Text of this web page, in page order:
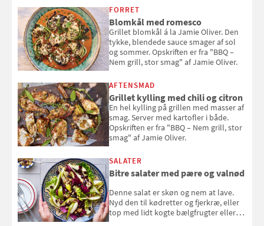
smag" af Jamie Oliver.
FORRET
Blomkål med romesco
Grillet blomkål á la Jamie Oliver. Den
tykke, blendede sauce smager af sol
og sommer. Opskriften er fra "BBQ –
Nem grill, stor smag" af Jamie Oliver.
AFTENSMAD
Grillet kylling med chili og citron
En hel kylling på grillen med masser af
smag. Server med kartofler i både.
Opskriften er fra "BBQ – Nem grill, stor
smag" af Jamie Oliver.
SALATER
Bitre salater med pære og valnød
Denne salat er skøn og nem at lave.
Nyd den til kødretter og fjerkræ, eller
top med lidt kogte bælgfrugter eller